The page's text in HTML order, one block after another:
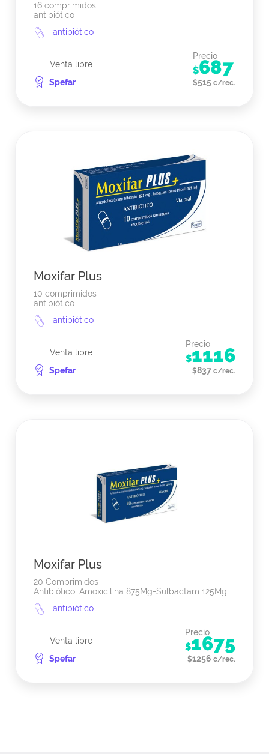
16 comprimidos
antibiótico
antibiótico
Venta libre
Spefar
Precio
$687
$515 c/rec.
Moxifar Plus
10 comprimidos
antibiótico
antibiótico
Venta libre
Spefar
Precio
$1116
$837 c/rec.
Moxifar Plus
20 Comprimidos
Antibiótico, Amoxicilina 875Mg-Sulbactam 125Mg
antibiótico
Venta libre
Spefar
Precio
$1675
$1256 c/rec.